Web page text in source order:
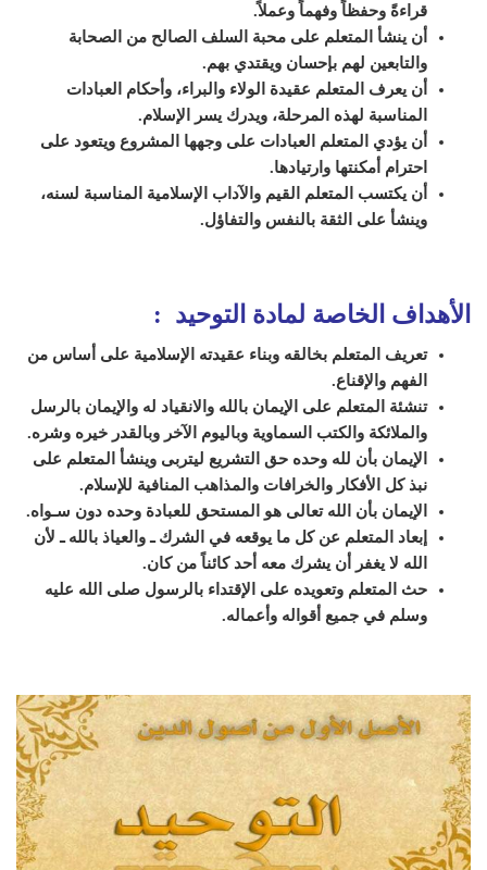
قراءةً وحفظاً وفهماً وعملاً.
أن ينشأ المتعلم على محبة السلف الصالح من الصحابة
والتابعين لهم بإحسان ويقتدي بهم.
أن يعرف المتعلم عقيدة الولاء والبراء، وأحكام العبادات
المناسبة لهذه المرحلة، ويدرك يسر الإسلام.
أن يؤدي المتعلم العبادات على وجهها المشروع ويتعود على
احترام أمكنتها وارتيادها.
أن يكتسب المتعلم القيم والآداب الإسلامية المناسبة لسنه،
وينشأ على الثقة بالنفس والتفاؤل.
الأهداف الخاصة لمادة التوحيد :
تعريف المتعلم بخالقه وبناء عقيدته الإسلامية على أساس من
الفهم والإقناع.
تنشئة المتعلم على الإيمان بالله والانقياد له والإيمان بالرسل
والملائكة والكتب السماوية وباليوم الآخر وبالقدر خيره وشره.
الإيمان بأن لله وحده حق التشريع ليتربى وينشأ المتعلم على
نبذ كل الأفكار والخرافات والمذاهب المنافية للإسلام.
الإيمان بأن الله تعالى هو المستحق للعبادة وحده دون سـواه.
إبعاد المتعلم عن كل ما يوقعه في الشرك ـ والعياذ بالله ـ لأن
الله لا يغفر أن يشرك معه أحد كائناً من كان.
حث المتعلم وتعويده على الإقتداء بالرسول صلى الله عليه
وسلم في جميع أقواله وأعماله.